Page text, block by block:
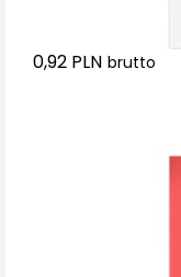
0,92 PLN brutto